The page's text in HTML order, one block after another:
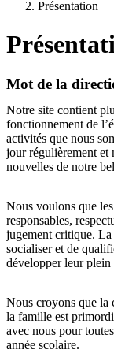
Présentation
Mot de la
Notre site contient
fonctionnement de
activités que nous
jour régulièrement et
nouvelles de notre
Nous voulons que
responsables,
jugement critique. La
socialiser et de
développer leur plein
Nous croyons que la
la famille est
avec nous pour
année scolaire.